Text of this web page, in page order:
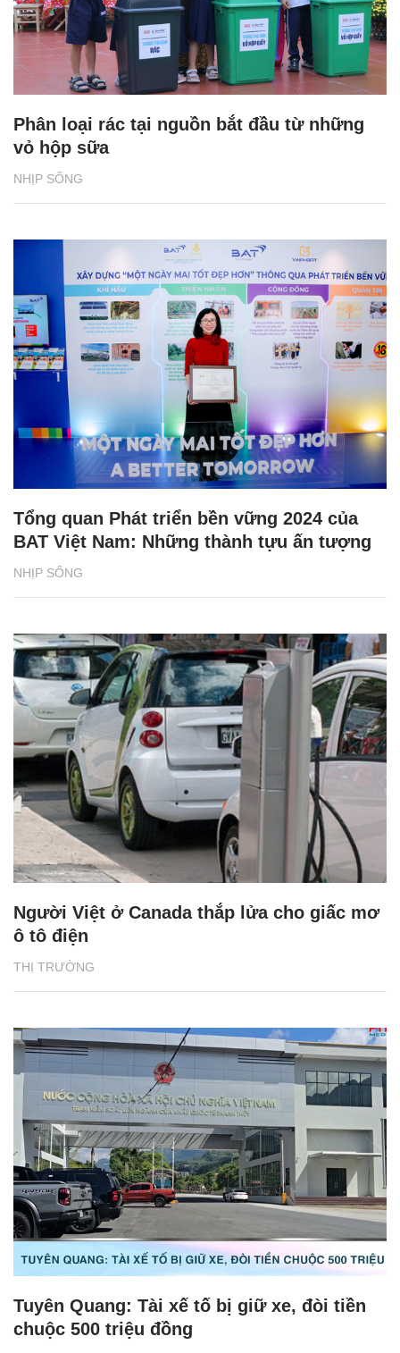
NHỊP SỐNG
Phân loại rác tại nguồn bắt đầu từ những
vỏ hộp sữa
NHỊP SỐNG
Tổng quan Phát triển bền vững 2024 của
BAT Việt Nam: Những thành tựu ấn tượng
THỊ TRƯỜNG
Người Việt ở Canada thắp lửa cho giấc mơ
ô tô điện
Tuyên Quang: Tài xế tố bị giữ xe, đòi tiền
chuộc 500 triệu đồng